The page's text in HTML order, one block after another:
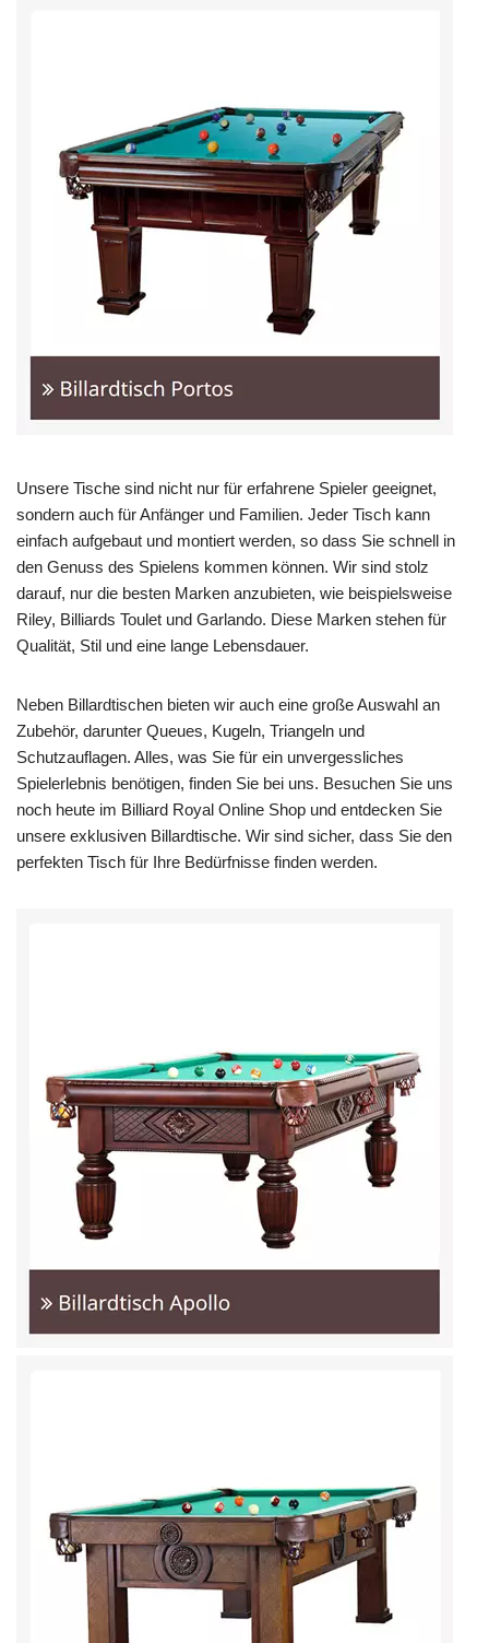
Unsere Tische sind nicht nur für erfahrene Spieler geeignet,
sondern auch für Anfänger und Familien. Jeder Tisch kann
einfach aufgebaut und montiert werden, so dass Sie schnell in
den Genuss des Spielens kommen können. Wir sind stolz
darauf, nur die besten Marken anzubieten, wie beispielsweise
Riley, Billiards Toulet und Garlando. Diese Marken stehen für
Qualität, Stil und eine lange Lebensdauer.
Neben Billardtischen bieten wir auch eine große Auswahl an
Zubehör, darunter Queues, Kugeln, Triangeln und
Schutzauflagen. Alles, was Sie für ein unvergessliches
Spielerlebnis benötigen, finden Sie bei uns. Besuchen Sie uns
noch heute im Billiard Royal Online Shop und entdecken Sie
unsere exklusiven Billardtische. Wir sind sicher, dass Sie den
perfekten Tisch für Ihre Bedürfnisse finden werden.